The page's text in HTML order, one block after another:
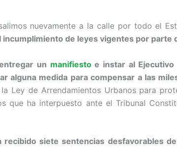
nuevamente a la calle por todo el
incumplimiento de leyes vigentes por parte
un manifiestoe instar al Ejecutivo
alguna medida para compensar a las
Ley de Arrendamientos Urbanos para
ha interpuesto ante el Tribunal
siete sentencias desfavorables